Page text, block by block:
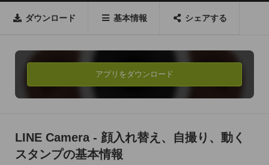
● 続々増える無料の編集素材！
LINEの人気スタンプを含む1000種類以上のスタンプ、
100種類以上のフレームや100種類以上の豊富なフォントテキス
トが
● 5000種類以上のスタンプ！
有名キャラクターのスタンプや人気イラストレーターが製作し
ダウンロード 基本情報 シェアする
アプリをダウンロード
LINE Camera - 顔入れ替え、自撮り、動く
スタンプの基本情報